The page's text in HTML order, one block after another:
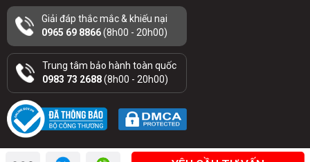
Giải đáp thắc mắc & khiếu nại
0965 69 8866(8h00 - 20h00)
Trung tâm bảo hành toàn quốc
0983 73 2688(8h00 - 20h00)